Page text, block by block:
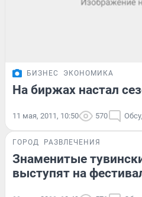
БИЗНЕС ЭКОНОМИКА
На биржах настал
11 мая, 2011, 10:50 570
ГОРОД РАЗВЛЕЧЕНИЯ
Знаменитые
выступят на